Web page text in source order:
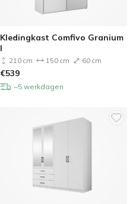
Kledingkast Comfivo Granium
I
210 cm 150 cm 60 cm
€539
~5 werkdagen